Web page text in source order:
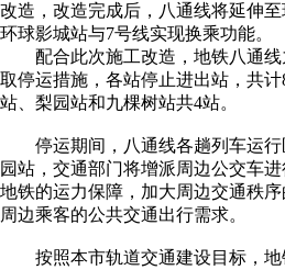
改造，改造完成后，八通线将延伸至
环球影城站与7号线实现换乘功能。
配合此次施工改造，地铁八通线
取停运措施，各站停止进出站，共
站、梨园站和九棵树站共4站。
停运期间，八通线各趟列车运行
园站，交通部门将增派周边公交车
地铁的运力保障，加大周边交通秩
周边乘客的公共交通出行需求。
按照本市轨道交通建设目标，地